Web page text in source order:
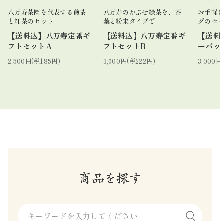
八万寿茶園を代表する煎茶
と紅茶のセット
【送料込】八万寿定番ギ
フトセットA
2,500円(税185円)
八万寿のかぶせ緑茶を、茶
葉と粉末タイプで
【送料込】八万寿定番ギ
フトセットB
3,000円(税222円)
お手軽
グのセ
【送
ーバ
3,000